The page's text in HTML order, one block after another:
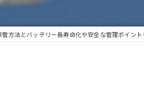
管方法とバッテリー長寿命化や安全な管理ポイン